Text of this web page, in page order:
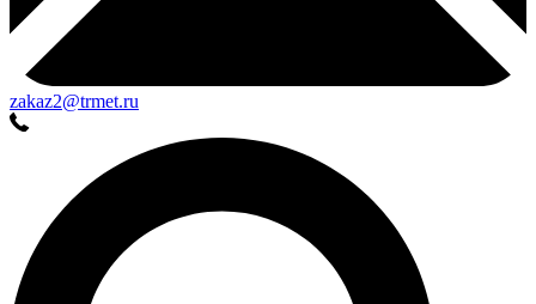
zakaz2@trmet.ru